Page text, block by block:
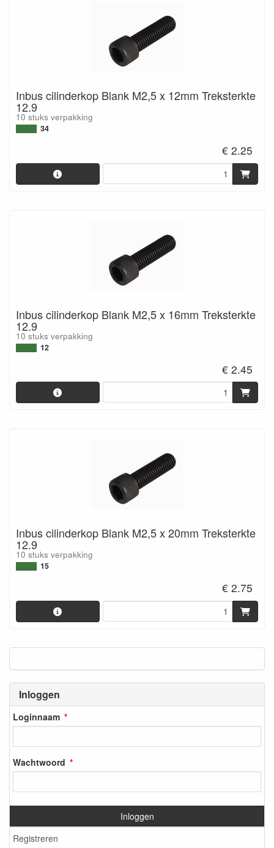
Inloggen
Loginnaam
Wachtwoord
Inloggen
Registreren
Inbus cilinderkop Blank M2,5 x 12mm Treksterkte
12.9
10 stuks verpakking
34
€ 2.25
Inbus cilinderkop Blank M2,5 x 16mm Treksterkte
12.9
10 stuks verpakking
12
€ 2.45
Inbus cilinderkop Blank M2,5 x 20mm Treksterkte
12.9
10 stuks verpakking
15
€ 2.75